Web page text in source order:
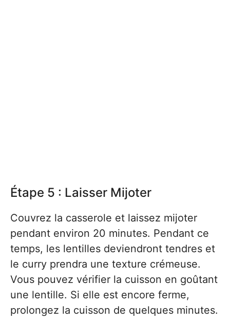
Étape 5 : Laisser Mijoter
Couvrez la casserole et laissez mijoter
pendant environ 20 minutes. Pendant ce
temps, les lentilles deviendront tendres et
le curry prendra une texture crémeuse.
Vous pouvez vérifier la cuisson en goûtant
une lentille. Si elle est encore ferme,
prolongez la cuisson de quelques minutes.